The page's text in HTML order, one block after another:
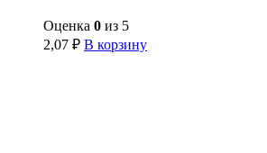
Оценка 0 из 5
2,07 ₽ В корзину